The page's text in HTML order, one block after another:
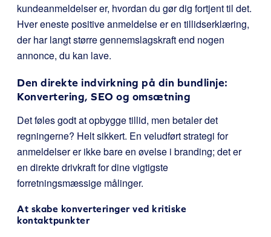
kundeanmeldelser er, hvordan du gør dig fortjent til det.
Hver eneste positive anmeldelse er en tillidserklæring,
der har langt større gennemslagskraft end nogen
annonce, du kan lave.
Den direkte indvirkning på din bundlinje:
Konvertering, SEO og omsætning
Det føles godt at opbygge tillid, men betaler det
regningerne? Helt sikkert. En veludført strategi for
anmeldelser er ikke bare en øvelse i branding; det er
en direkte drivkraft for dine vigtigste
forretningsmæssige målinger.
At skabe konverteringer ved kritiske
kontaktpunkter